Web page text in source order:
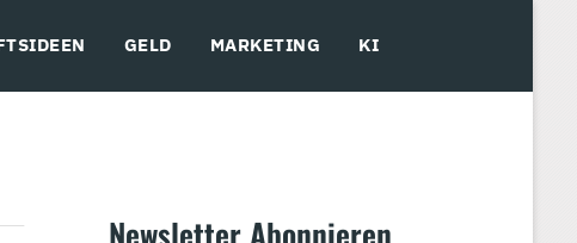
GELD MARKETING KI
Newsletter Abonnieren​